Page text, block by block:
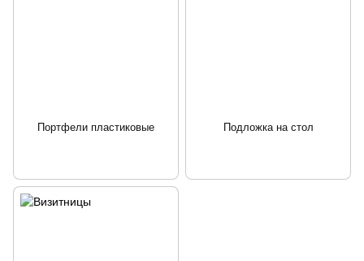
Портфели пластиковые Подложка на стол